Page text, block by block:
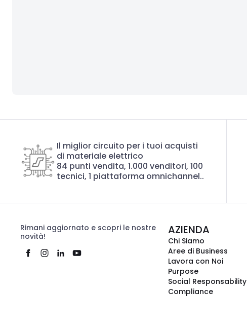
Il miglior circuito per i tuoi acquisti
di materiale elettrico
84 punti vendita, 1.000 venditori, 100
tecnici, 1 piattaforma omnichannel..
Rimani aggiornato e scopri le nostre
novità!
AZIENDA
Chi Siamo
Aree di Business
Lavora con Noi
Purpose
Social Responsability
Compliance